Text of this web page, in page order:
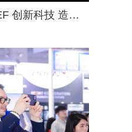
CMEF 创新科技 造就未来